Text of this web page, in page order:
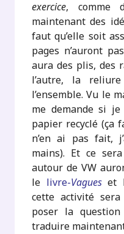
exercice, comme
maintenant des
faut qu’elle soit
pages n’auront
aura des plis, des
l’autre, la
l’ensemble. Vu le
me demande si
papier recyclé (ça
n’en ai pas fait,
mains). Et ce
autour de VW
le livre-Vagueset
cette activité
poser la
traduire